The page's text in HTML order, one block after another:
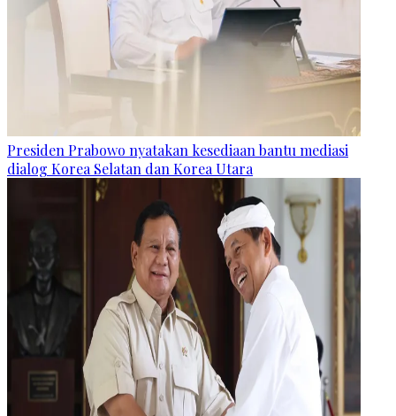
Presiden Prabowo nyatakan kesediaan bantu mediasi
dialog Korea Selatan dan Korea Utara